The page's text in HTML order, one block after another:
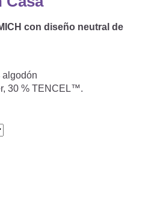
Cuna
DESARROLLO
Y PROMOCIONES
con diseño neutral de
algodón
30 % TENCEL™.